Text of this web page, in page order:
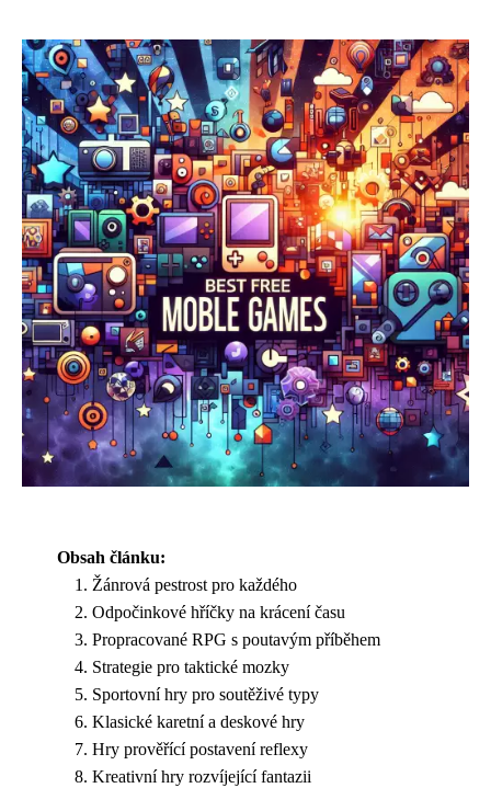
Obsah článku:
Žánrová pestrost pro každého
Odpočinkové hříčky na krácení času
Propracované RPG s poutavým příběhem
Strategie pro taktické mozky
Sportovní hry pro soutěživé typy
Klasické karetní a deskové hry
Hry prověřící postavení reflexy
Kreativní hry rozvíjející fantazii